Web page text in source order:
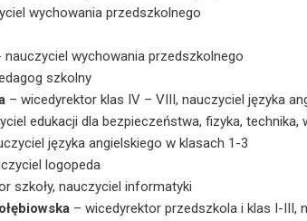
wychowania przedszkolnego
wychowania przedszkolnego
szkolny
– wicedyrektor klas IV – VIII, nauczyciel języka
edukacji dla bezpieczeństwa, fizyka, technika,
języka angielskiego w klasach 1-3
logopeda
szkoły, nauczyciel informatyki
– wicedyrektor przedszkola i klas I-III,